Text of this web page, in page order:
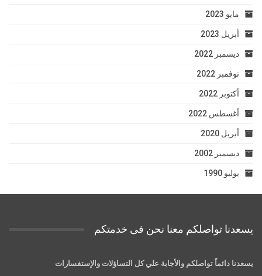
مايو 2023
أبريل 2023
ديسمبر 2022
نوفمبر 2022
أكتوبر 2022
أغسطس 2022
أبريل 2020
ديسمبر 2002
يوليو 1990
يسعدنا تواصلكم معنا نحن فى خدمتكم
يسعدنا دائماً تواصلكم والأجابة علي كل التساؤلات والإستفسارات